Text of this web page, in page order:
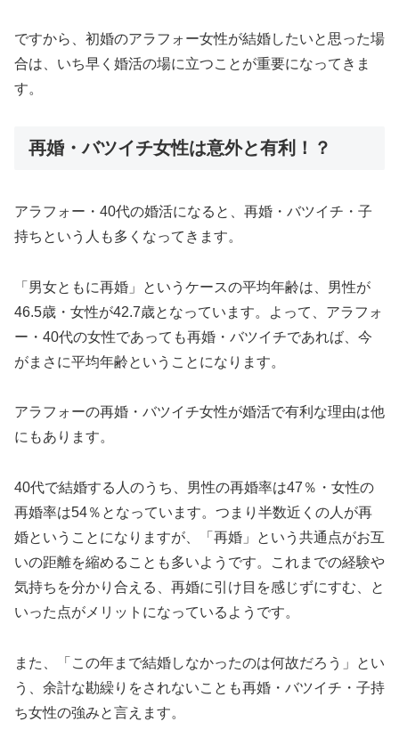
ですから、初婚のアラフォー女性が結婚したいと思った場
合は、いち早く婚活の場に立つことが重要になってきま
す。
再婚・バツイチ女性は意外と有利！？
アラフォー・40代の婚活になると、再婚・バツイチ・子
持ちという人も多くなってきます。
「男女ともに再婚」というケースの平均年齢は、男性が
46.5歳・女性が42.7歳となっています。よって、アラフォ
ー・40代の女性であっても再婚・バツイチであれば、今
がまさに平均年齢ということになります。
アラフォーの再婚・バツイチ女性が婚活で有利な理由は他
にもあります。
40代で結婚する人のうち、男性の再婚率は47％・女性の
再婚率は54％となっています。つまり半数近くの人が再
婚ということになりますが、「再婚」という共通点がお互
いの距離を縮めることも多いようです。これまでの経験や
気持ちを分かり合える、再婚に引け目を感じずにすむ、と
いった点がメリットになっているようです。
また、「この年まで結婚しなかったのは何故だろう」とい
う、余計な勘繰りをされないことも再婚・バツイチ・子持
ち女性の強みと言えます。